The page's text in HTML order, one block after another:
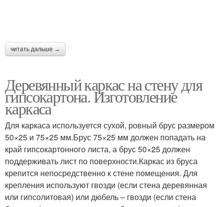
читать дальше →
Деревянный каркас на стену для
гипсокартона. Изготовление
каркаса
Для каркаса используется сухой, ровный брус размером
50×25 и 75×25 мм.Брус 75×25 мм должен попадать на
край гипсокартонного листа, а брус 50×25 должен
поддерживать лист по поверхности.Каркас из бруса
крепится непосредственно к стене помещения. Для
крепления используют гвозди (если стена деревянная
или гипсолитовая) или дюбель – гвозди (если стена